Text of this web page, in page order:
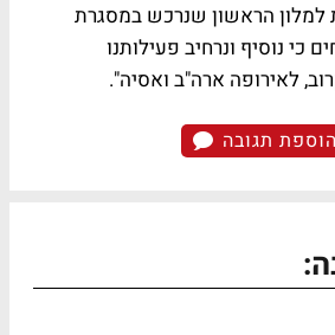
הראשון שנרכש במסגרת
כי נוסיף ונרחיב פעילותנו
לאירופה ארה"ב ואסיה".
הוספת תגובה